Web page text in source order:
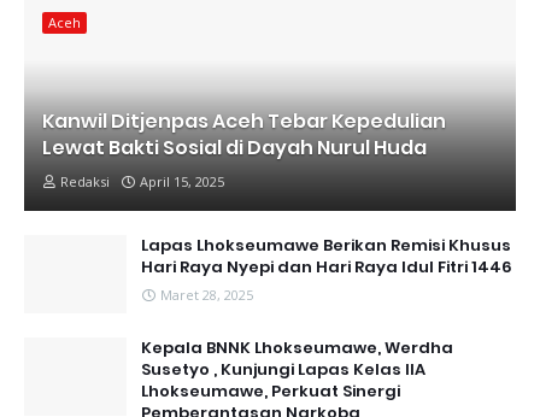
Aceh
Kanwil Ditjenpas Aceh Tebar Kepedulian
Lewat Bakti Sosial di Dayah Nurul Huda
Redaksi April 15, 2025
Lapas Lhokseumawe Berikan Remisi Khusus
Hari Raya Nyepi dan Hari Raya Idul Fitri 1446
Maret 28, 2025
Kepala BNNK Lhokseumawe, Werdha
Susetyo , Kunjungi Lapas Kelas IIA
Lhokseumawe, Perkuat Sinergi